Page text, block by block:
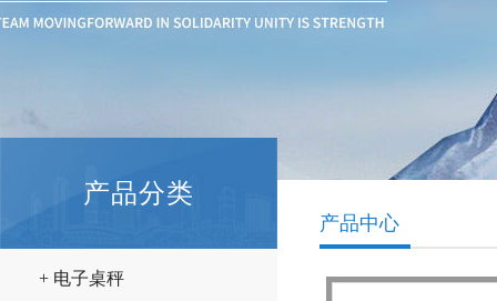
产品分类
+ 电子桌秤
产品中心